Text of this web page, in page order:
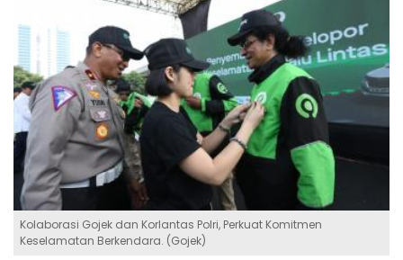
Kolaborasi Gojek dan Korlantas Polri, Perkuat Komitmen
Keselamatan Berkendara. (Gojek)